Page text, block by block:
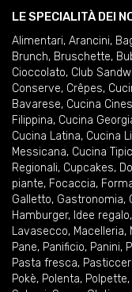
LE SPECIALITÀ DEI
Alimentari, Arancini,
Brunch, Bruschette,
Cioccolato, Club
Conserve, Crêpes,
Bavarese, Cucina
Filippina, Cucina
Cucina Latina, Cucina
Messicana, Cucina
Regionali, Cupcakes,
piante, Focaccia,
Galletto, Gastronomia,
Hamburger, Idee regalo,
Lavasecco, Macelleria,
Pane, Panificio, Panini,
Pasta fresca,
Pokè, Polenta, Polpette,